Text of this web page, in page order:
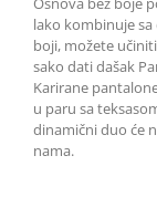
lako kombinuje
boji, možete
sako dati dašak
Karirane
u paru sa
dinamični duo će
nama.